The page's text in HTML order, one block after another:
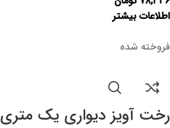
اطلاعات بیشتر
فروخته شده
رخت آویز دیواری یک متری